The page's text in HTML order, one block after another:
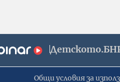
Общи условия за